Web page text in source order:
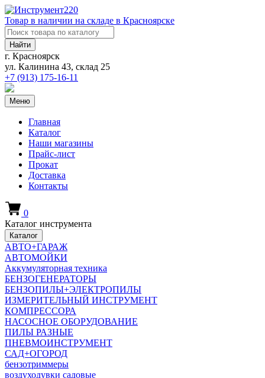
Товар в наличии на складе в Красноярске
Найти
г. Красноярск
ул. Калинина 43, склад 25
+7 (913) 175-16-11
Меню
Главная
Каталог
Наши магазины
Прайс-лист
Прокат
Доставка
Контакты
0
Каталог инструмента
Каталог
АВТО+ГАРАЖ
АВТОМОЙКИ
Аккумуляторная техника
БЕНЗОГЕНЕРАТОРЫ
БЕНЗОПИЛЫ+ЭЛЕКТРОПИЛЫ
ИЗМЕРИТЕЛЬНЫЙ ИНСТРУМЕНТ
КОМПРЕССОРА
НАСОСНОЕ ОБОРУДОВАНИЕ
ПИЛЫ РАЗНЫЕ
ПНЕВМОИНСТРУМЕНТ
САД+ОГОРОД
бензотриммеры
воздуходувки садовые